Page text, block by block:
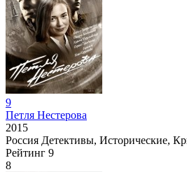
9
Петля Нестерова
2015
Россия Детективы, Исторические,
Рейтинг 9
8